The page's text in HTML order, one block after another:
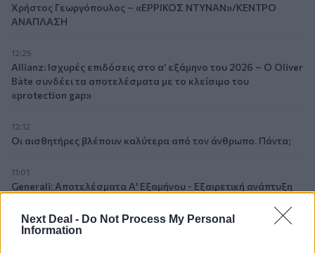
Next Deal - Do Not Process My Personal
Information
Χρήστος Γεωργόπουλος – «ΕΡΡΙΚΟΣ ΝΤΥΝΑΝ»/ΚΕΝΤΡΟ
ΑΝΑΠΛΑΣΗ
12:25
Allianz: Ισχυρές επιδόσεις στο α’ εξάμηνο του 2026 – Ο Oliver
Bäte συνδέει τα αποτελέσματα με το κλείσιμο του
«protection gap»
12:12
Οι αισθητήρες βλέπουν καλύτερα από τον άνθρωπο. Πάντα;
11:01
Generali: Αποτελέσματα Α' Εξαμήνου - Εξαιρετική ανάπτυξη
με συμβολή από όλες τις επιχειρηματικές δραστηριότητες